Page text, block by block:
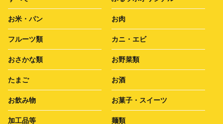
お米・パン お肉
フルーツ類 カニ・エビ
おさかな類 お野菜類
たまご お酒
お飲み物 お菓子・スイーツ
加工品等 麺類